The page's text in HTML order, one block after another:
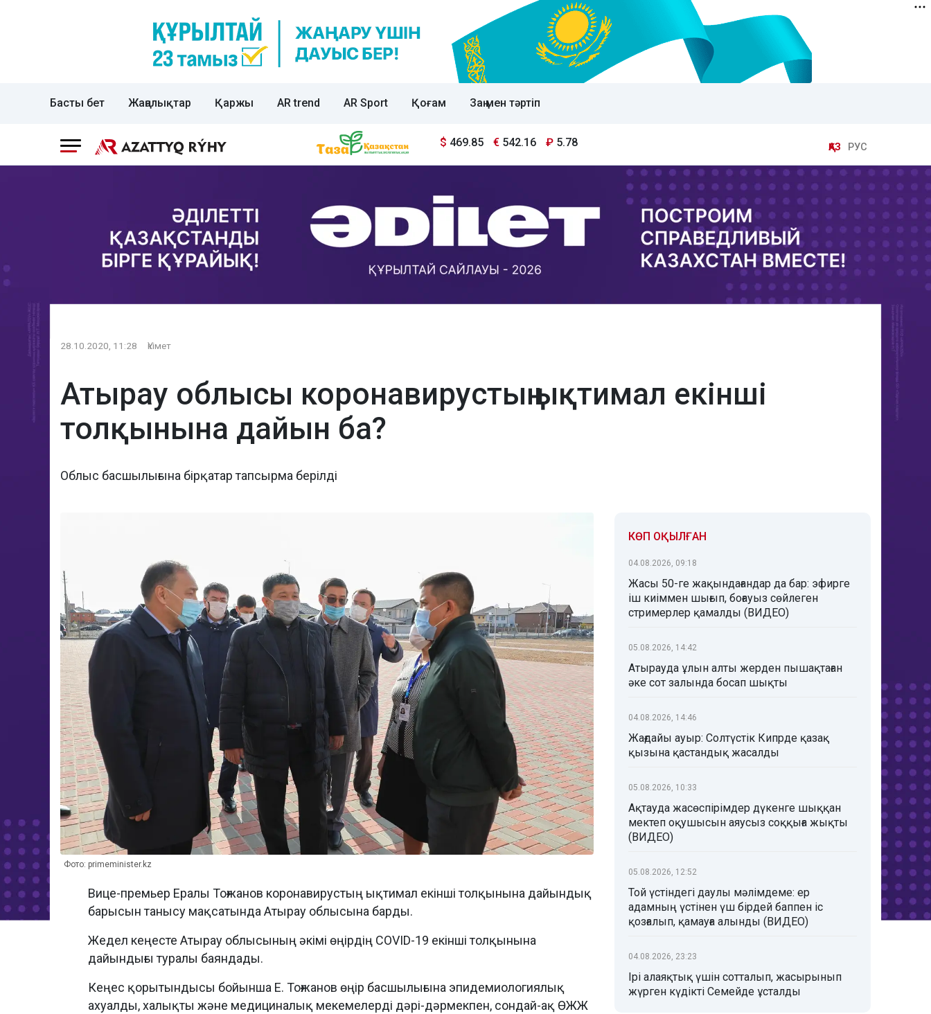
Басты бет Жаңалықтар Қаржы AR trend AR Sport Қоғам Заң мен тәртіп
$ 469.85 € 542.16 ₽ 5.78 ҚАЗ РУС
28.10.2020, 11:28 Үкімет
Атырау облысы коронавирустың ықтимал екінші
толқынына дайын ба?
Облыс басшылығына бірқатар тапсырма берілді
Фото: primeminister.kz
Вице-премьер Ералы Тоғжанов коронавирустың ықтимал екінші толқынына дайындық
барысын танысу мақсатында Атырау облысына барды.
Жедел кеңесте Атырау облысының әкімі өңірдің COVID-19 екінші толқынына
дайындығы туралы баяндады.
Кеңес қорытындысы бойынша Е. Тоғжанов өңір басшылығына эпидемиологиялық
ахуалды, халықты және медициналық мекемелерді дәрі-дәрмекпен, сондай-ақ ӨЖЖ
КӨП ОҚЫЛҒАН
04.08.2026, 09:18
Жасы 50-ге жақындағандар да бар: эфирге
іш киіммен шығып, боғауыз сөйлеген
стримерлер қамалды (ВИДЕО)
05.08.2026, 14:42
Атырауда ұлын алты жерден пышақтаған
әке сот залында босап шықты
04.08.2026, 14:46
Жағдайы ауыр: Солтүстік Кипрде қазақ
қызына қастандық жасалды
05.08.2026, 10:33
Ақтауда жасөспірімдер дүкенге шыққан
мектеп оқушысын аяусыз соққыға жықты
(ВИДЕО)
05.08.2026, 12:52
Той үстіндегі даулы мәлімдеме: ер
адамның үстінен үш бірдей баппен іс
қозғалып, қамауға алынды (ВИДЕО)
04.08.2026, 23:23
Ірі алаяқтық үшін сотталып, жасырынып
жүрген күдікті Семейде ұсталды